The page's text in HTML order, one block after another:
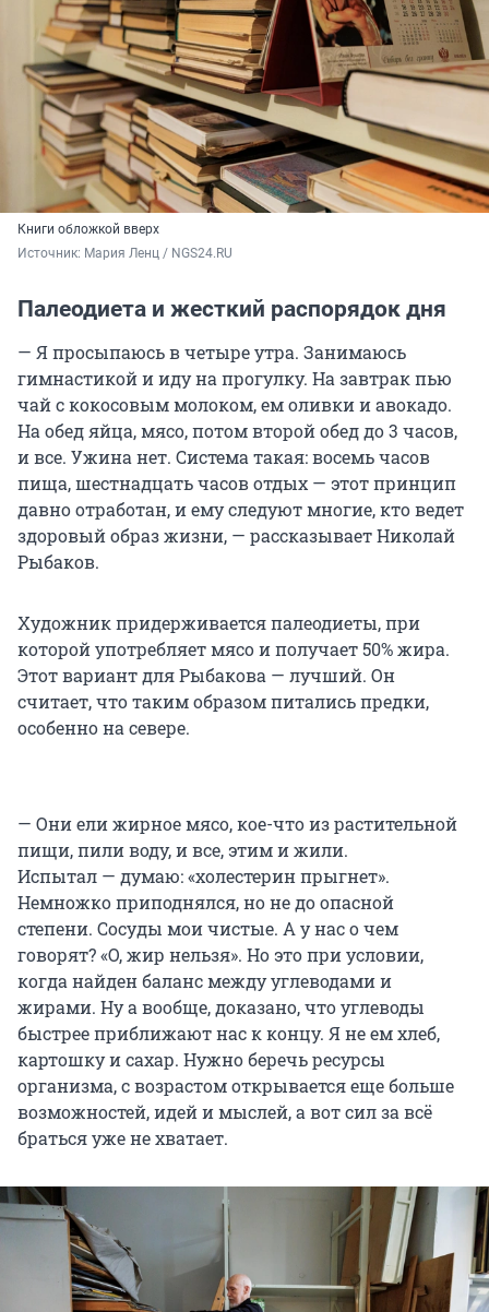
Книги обложкой вверх
Источник: Мария Ленц / NGS24.RU
Палеодиета и жесткий распорядок дня
— Я просыпаюсь в четыре утра. Занимаюсь
гимнастикой и иду на прогулку. На завтрак пью
чай с кокосовым молоком, ем оливки и авокадо.
На обед яйца, мясо, потом второй обед до 3 часов,
и все. Ужина нет. Система такая: восемь часов
пища, шестнадцать часов отдых — этот принцип
давно отработан, и ему следуют многие, кто ведет
здоровый образ жизни, — рассказывает Николай
Рыбаков.
Художник придерживается палеодиеты, при
которой употребляет мясо и получает 50% жира.
Этот вариант для Рыбакова — лучший. Он
считает, что таким образом питались предки,
особенно на севере.
— Они ели жирное мясо, кое-что из растительной
пищи, пили воду, и все, этим и жили.
Испытал — думаю: «холестерин прыгнет».
Немножко приподнялся, но не до опасной
степени. Сосуды мои чистые. А у нас о чем
говорят? «О, жир нельзя». Но это при условии,
когда найден баланс между углеводами и
жирами. Ну а вообще, доказано, что углеводы
быстрее приближают нас к концу. Я не ем хлеб,
картошку и сахар. Нужно беречь ресурсы
организма, с возрастом открывается еще больше
возможностей, идей и мыслей, а вот сил за всё
браться уже не хватает.